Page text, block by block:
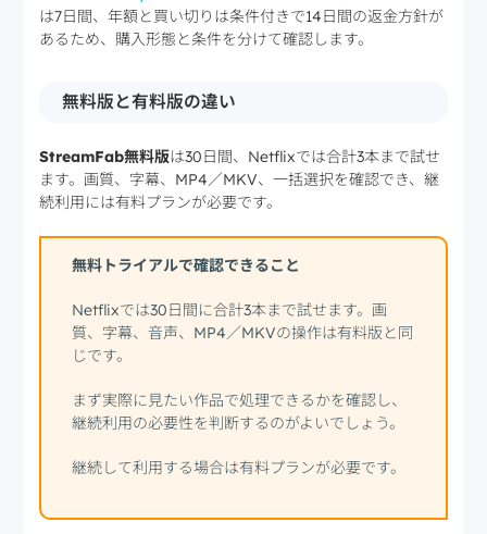
は7日間、年額と買い切りは条件付きで14日間の返金方針が
あるため、購入形態と条件を分けて確認します。
無料版と有料版の違い
StreamFab無料版は30日間、Netflixでは合計3本まで試せ
ます。画質、字幕、MP4／MKV、一括選択を確認でき、継
続利用には有料プランが必要です。
無料トライアルで確認できること
Netflixでは30日間に合計3本まで試せます。画
質、字幕、音声、MP4／MKVの操作は有料版と同
じです。
まず実際に見たい作品で処理できるかを確認し、
継続利用の必要性を判断するのがよいでしょう。
継続して利用する場合は有料プランが必要です。